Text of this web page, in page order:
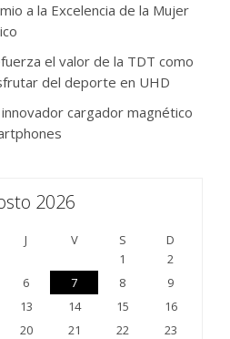
a la Excelencia de la Mujer
el valor de la TDT como
del deporte en UHD
cargador magnético
2026
J V S
D
1
2
6 7 8
9
13 14 15
16
20 21 22
23